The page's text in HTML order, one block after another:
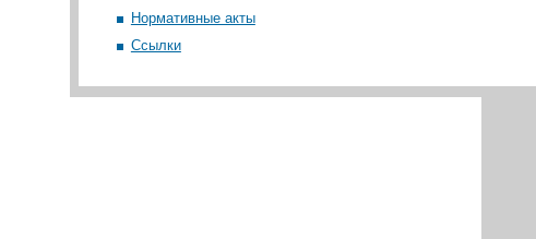
Нормативные акты
Ссылки